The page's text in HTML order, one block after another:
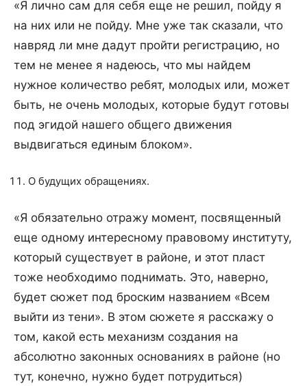
«Я лично сам для себя еще не решил, пойду я
на них или не пойду. Мне уже так сказали, что
навряд ли мне дадут пройти регистрацию, но
тем не менее я надеюсь, что мы найдем
нужное количество ребят, молодых или, может
быть, не очень молодых, которые будут готовы
под эгидой нашего общего движения
выдвигаться единым блоком».
О будущих обращениях.
«Я обязательно отражу момент, посвященный
еще одному интересному правовому институту,
который существует в районе, и этот пласт
тоже необходимо поднимать. Это, наверно,
будет сюжет под броским названием «Всем
выйти из тени». В этом сюжете я расскажу о
том, какой есть механизм создания на
абсолютно законных основаниях в районе (но
тут, конечно, нужно будет потрудиться)